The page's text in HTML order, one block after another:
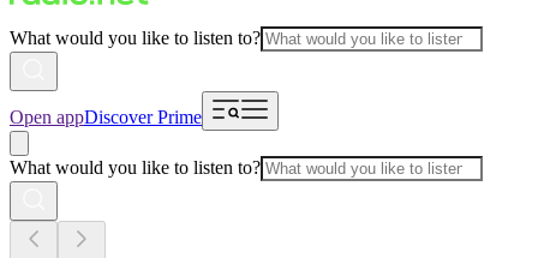
What would you like to listen to?
Open appDiscover Prime
What would you like to listen to?